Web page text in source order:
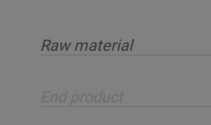
Raw material